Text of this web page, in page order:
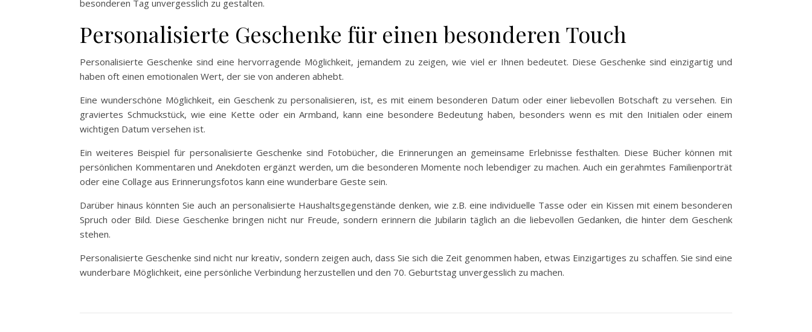
besonderen Tag unvergesslich zu gestalten.
Personalisierte Geschenke für einen besonderen Touch
Personalisierte Geschenke sind eine hervorragende Möglichkeit, jemandem zu zeigen, wie viel er Ihnen bedeutet. Diese Geschenke sind einzigartig und
haben oft einen emotionalen Wert, der sie von anderen abhebt.
Eine wunderschöne Möglichkeit, ein Geschenk zu personalisieren, ist, es mit einem besonderen Datum oder einer liebevollen Botschaft zu versehen. Ein
graviertes Schmuckstück, wie eine Kette oder ein Armband, kann eine besondere Bedeutung haben, besonders wenn es mit den Initialen oder einem
wichtigen Datum versehen ist.
Ein weiteres Beispiel für personalisierte Geschenke sind Fotobücher, die Erinnerungen an gemeinsame Erlebnisse festhalten. Diese Bücher können mit
persönlichen Kommentaren und Anekdoten ergänzt werden, um die besonderen Momente noch lebendiger zu machen. Auch ein gerahmtes Familienporträt
oder eine Collage aus Erinnerungsfotos kann eine wunderbare Geste sein.
Darüber hinaus könnten Sie auch an personalisierte Haushaltsgegenstände denken, wie z.B. eine individuelle Tasse oder ein Kissen mit einem besonderen
Spruch oder Bild. Diese Geschenke bringen nicht nur Freude, sondern erinnern die Jubilarin täglich an die liebevollen Gedanken, die hinter dem Geschenk
stehen.
Personalisierte Geschenke sind nicht nur kreativ, sondern zeigen auch, dass Sie sich die Zeit genommen haben, etwas Einzigartiges zu schaffen. Sie sind eine
wunderbare Möglichkeit, eine persönliche Verbindung herzustellen und den 70. Geburtstag unvergesslich zu machen.